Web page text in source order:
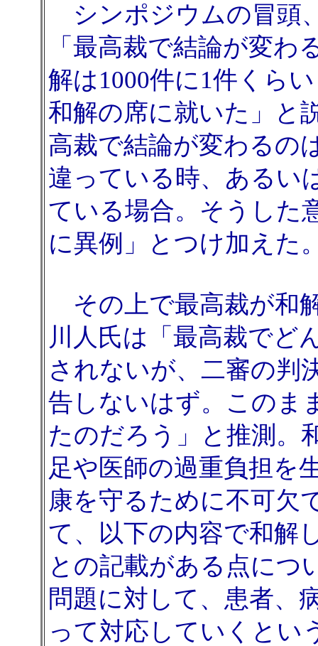
シンポジウムの冒頭
「最高裁で結論が変わ
解は1000件に1件くら
和解の席に就いた」と
高裁で結論が変わるの
違っている時、あるい
ている場合。そうした
に異例」とつけ加えた
その上で最高裁が和
川人氏は「最高裁でど
されないが、二審の判
告しないはず。このま
たのだろう」と推測。
足や医師の過重負担を
康を守るために不可欠
て、以下の内容で和解
との記載がある点につ
問題に対して、患者、
って対応していくとい